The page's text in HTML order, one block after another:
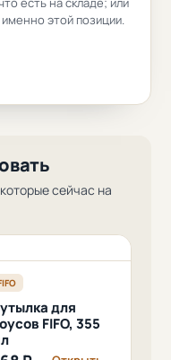
этой позиции.
сейчас на
для
FIFO, 355